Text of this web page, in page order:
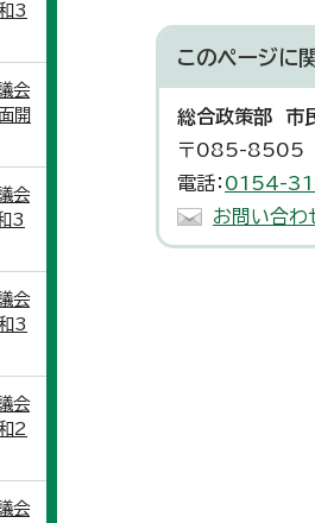
このページに
総合政策部 市
〒085-8505
電話： 0154-
お問い合わ
3
会
開
会
3
会
3
会
2
会